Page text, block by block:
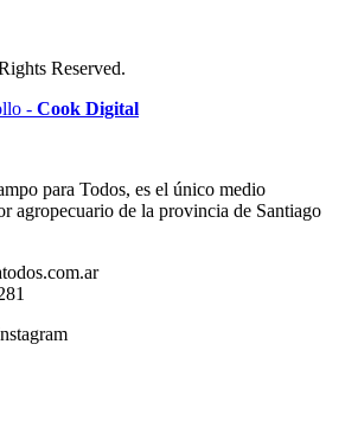
Reserved.
- Cook Digital
para Todos, es el único medio
agropecuario de la provincia de Santiago